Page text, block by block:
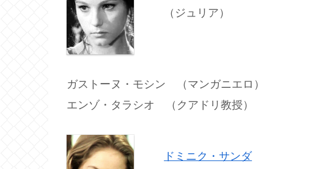
（ジュリア）
ガストーヌ・モシン （マンガニエロ）
エンゾ・タラシオ （クアドリ教授）
ドミニク・サンダ